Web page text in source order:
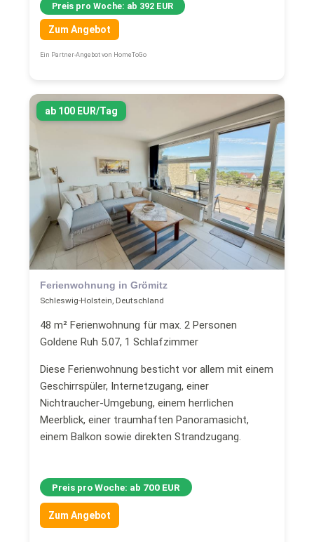
Preis pro Woche: ab 392 EUR
Zum Angebot
Ein Partner-Angebot von HomeToGo
ab 100 EUR/Tag
Ferienwohnung in Grömitz
Schleswig-Holstein, Deutschland
48 m² Ferienwohnung für max. 2 Personen
Goldene Ruh 5.07, 1 Schlafzimmer
Diese Ferienwohnung besticht vor allem mit einem
Geschirrspüler, Internetzugang, einer
Nichtraucher-Umgebung, einem herrlichen
Meerblick, einer traumhaften Panoramasicht,
einem Balkon sowie direkten Strandzugang.
Preis pro Woche: ab 700 EUR
Zum Angebot